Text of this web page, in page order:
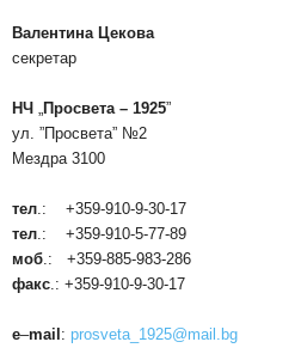
Валентина Цекова
секретар
НЧ Просвета – 1925”
ул. ”Просвета” №2
Мездра 3100
тел .: +359-910-9-30-17
тел .: +359-910-5-77-89
моб .: +359-885-983-286
факс .: +359-910-9-30-17
e–mail : prosveta_1925@mail.bg